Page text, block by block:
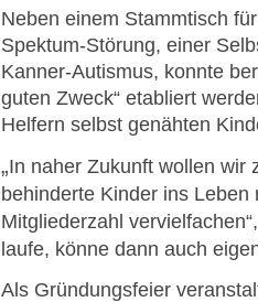
Neben einem Stammtisch
Spektum-Störung, einer
Kanner-Autismus, konnte
guten Zweck“ etabliert
Helfern selbst genähten
„In naher Zukunft wollen wir
behinderte Kinder ins
Mitgliederzahl
laufe, könne dann auch
Als Gründungsfeier